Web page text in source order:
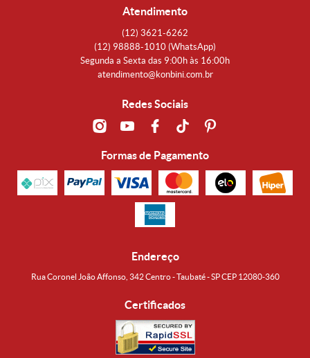
Atendimento
(12) 3621-6262
(12) 98888-1010 (WhatsApp)
Segunda a Sexta das 9:00h às 16:00h
atendimento@konbini.com.br
Redes Sociais
Formas de Pagamento
Endereço
Rua Coronel João Affonso, 342 Centro - Taubaté - SP CEP 12080-360
Certificados